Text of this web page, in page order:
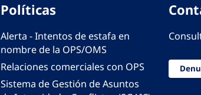
Políticas
Alerta - Intentos de estafa en
nombre de la OPS/OMS
Relaciones comerciales con OPS
Sistema de Gestión de Asuntos